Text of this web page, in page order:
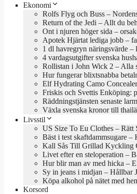
Ekonomi
Rolfs Flyg och Buss –
Return of the Jedi – Allt du
Ont i njuren höger sida –
Apotek Hjärtat lediga jobb –
1 dl havregryn näringsvärde
4 vardagsutgifter svenska
Rollistan i John Wick 2 – Alla
Hur fungerar blixtsnabba
Elf Hydrating Camo
Friskis och Svettis Enköping:
Räddningstjänsten senaste
Växla svenska kronor till
Livsstil
US Size To Eu Clothes –
Bäst i test skaftdammsugare –
Kall Sås Till Grillad Kyckling
Livet efter en steloperation –
Hur blir man av med hicka –
Sy in jeans i midjan – Hållbar
Köpa alkohol på nätet med
Korsord